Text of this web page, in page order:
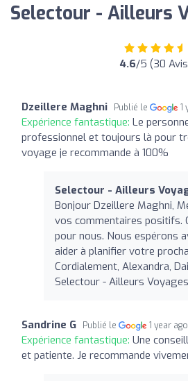
Selectour - Ailleurs
4.6/5 (30
Dzeillere Maghni Publié le 1
Expérience fantastique: Le
professionnel et toujours là pour
voyage je recommande à 100%
Selectour - Ailleurs
Bonjour Dzeillere Maghni,
vos commentaires positifs.
pour nous. Nous espérons
aider à planifier votre
Cordialement, Alexandra,
Selectour - Ailleurs
Sandrine G Publié le 1 year ago
Expérience fantastique: Une
et patiente. Je recommande